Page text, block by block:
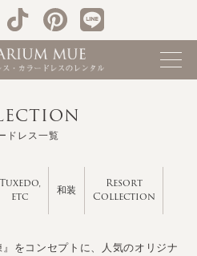
ドレス一覧
Tuxedo,
etc
和装
Resort
Collection
』をコンセプトに、人気のオリジナ